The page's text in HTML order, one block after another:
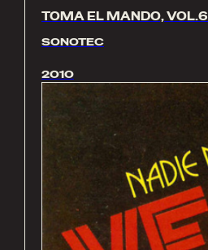
TOMA EL MANDO, VOL.6
SONOTEC
2010